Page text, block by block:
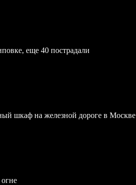
еще 40 пострадали
шкаф на железной дороге в Москве